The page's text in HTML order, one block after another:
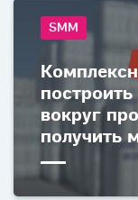
SMM
вокруг
получить